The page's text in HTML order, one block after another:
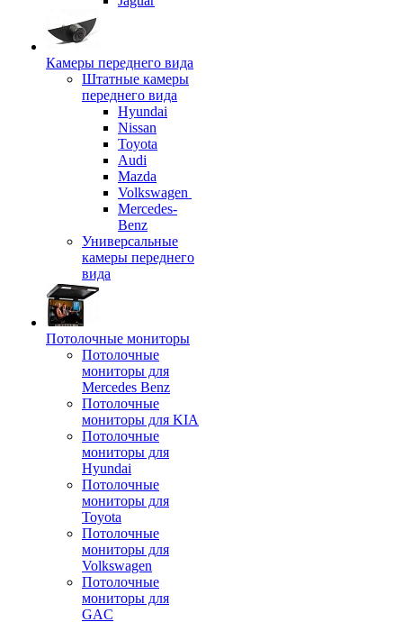
Камеры переднего вида
Штатные камеры
переднего вида
Hyundai
Nissan
Toyota
Audi
Mazda
Volkswagen
Mercedes-
Benz
Универсальные
камеры переднего
вида
Потолочные мониторы
Потолочные
мониторы для
Mercedes Benz
Потолочные
мониторы для KIA
Потолочные
мониторы для
Hyundai
Потолочные
мониторы для
Toyota
Потолочные
мониторы для
Volkswagen
Потолочные
мониторы для
GAC